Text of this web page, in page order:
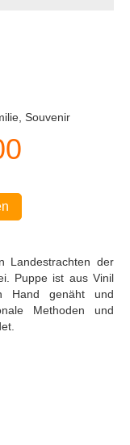
Souvenir
Landestrachten der
Puppe ist aus Vinil
Hand genäht und
Methoden und